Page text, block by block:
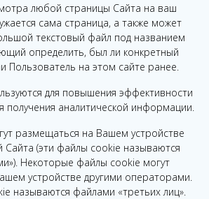
любой страницы Сайта на ваш
сама страница, а также может
текстовый файл под названием
определить, был ли конкретный
Пользователь на этом сайте ранее.
для повышения эффективности
получения аналитической информации.
размещаться на Вашем устройстве
Сайта (эти файлы cookie называются
Некоторые файлы cookie могут
устройстве другими операторами.
называются файлами «третьих лиц».